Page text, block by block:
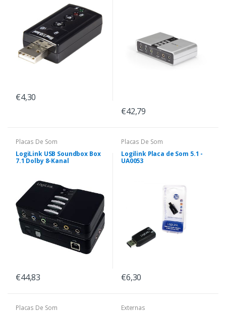
€4,30
€42,79
Placas De Som
LogiLink USB Soundbox Box
7.1 Dolby 8-Kanal
€44,83
Placas De Som
Logilink Placa de Som 5.1 -
UA0053
€6,30
Placas De Som
Externas